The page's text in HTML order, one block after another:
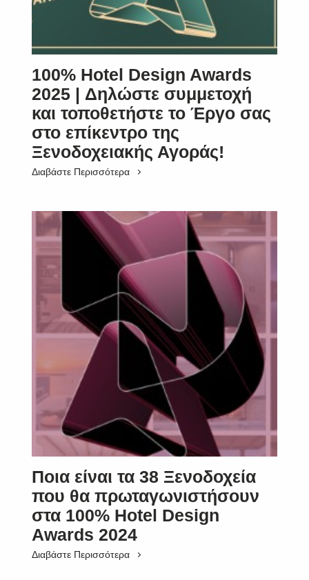
100% Hotel Design Awards
2025 | Δηλώστε συμμετοχή
και τοποθετήστε το Έργο σας
στο επίκεντρο της
Ξενοδοχειακής Αγοράς!
Διαβάστε Περισσότερα
Ποια είναι τα 38 Ξενοδοχεία
που θα πρωταγωνιστήσουν
στα 100% Hotel Design
Awards 2024
Διαβάστε Περισσότερα